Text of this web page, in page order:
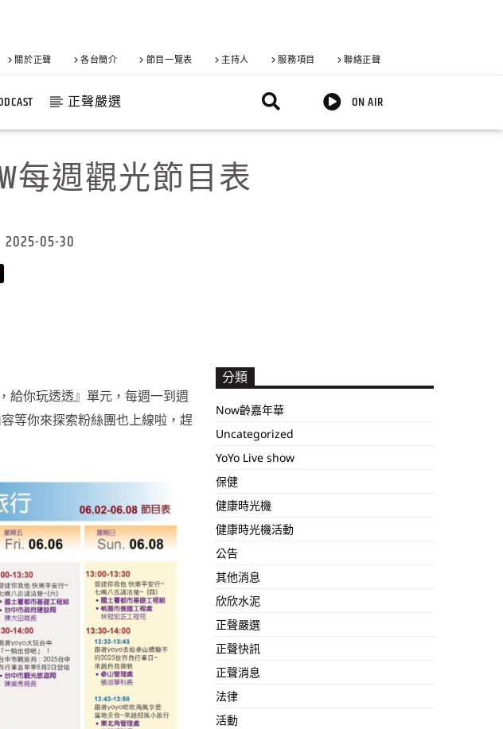
關於正聲 各台簡介 節目一覽表 主持人 服務項目 聯絡正聲
正聲嚴選 ON AIR
每週觀光節目表
2025-05-30
給你玩透透』單元，每週一到週
等你來探索粉絲團也上線啦，趕
分類
Now齡嘉年華
Uncategorized
YoYo Live show
保健
健康時光機
健康時光機活動
公告
其他消息
欣欣水泥
正聲嚴選
正聲快訊
正聲消息
法律
活動